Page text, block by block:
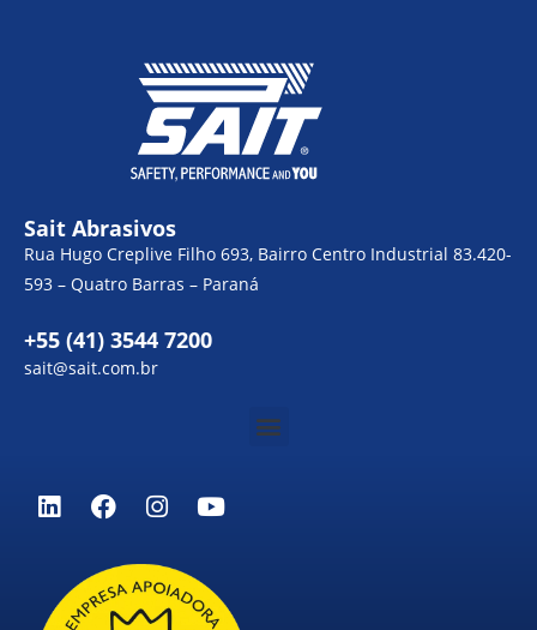
Sait Abrasivos
Rua Hugo Creplive Filho 693, Bairro Centro Industrial 83.420-
593 – Quatro Barras – Paraná
+55 (41) 3544 7200
sait@sait.com.br
Menu
L
i
e
d
F
a
e
b
o
I
n
t
a
g
Y
o
u
b